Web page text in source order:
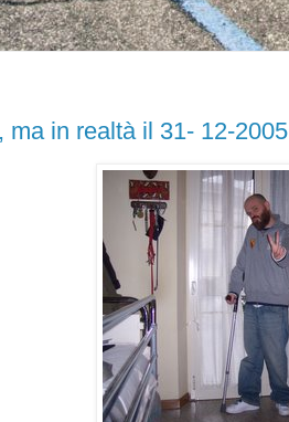
ma in realtà il 31- 12-2005